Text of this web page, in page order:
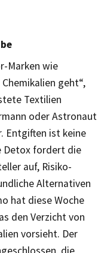
Marken wie
geht“,
Textilien
oder Astronaut
Entgiften ist keine
Detox fordert die
auf, Risiko-
Alternativen
hat diese Woche
den Verzicht von
vorsieht. Der